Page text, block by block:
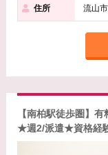
住所 流山市
【南柏駅徒歩圏】
★週2/派遣★資格経